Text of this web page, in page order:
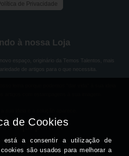
de Privacidade
à nossa Loja
espaço, originário da Temos Talentos, mais
de artigos para o que necessita.
aqui para si